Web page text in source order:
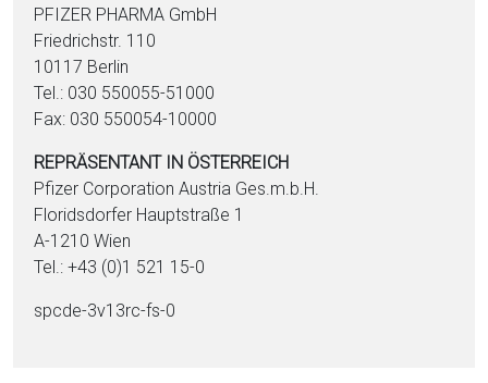
PFIZER PHARMA GmbH
Friedrichstr. 110
10117 Berlin
Tel.: 030 550055-51000
Fax: 030 550054-10000
REPRÄSENTANT IN ÖSTERREICH
Pfizer Corporation Austria Ges.m.b.H.
Floridsdorfer Hauptstraße 1
A-1210 Wien
Tel.: +43 (0)1 521 15-0
spcde-3v13rc-fs-0